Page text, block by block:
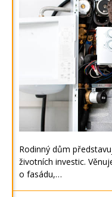
Rodinný dům
životních investic.
o fasádu,…